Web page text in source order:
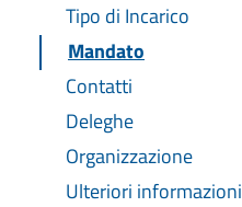
Tipo di Incarico
Mandato
Contatti
Deleghe
Organizzazione
Ulteriori informazioni